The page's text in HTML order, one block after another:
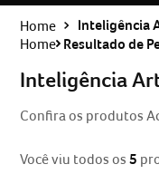
Inteligência
Home Resultado de
Inteligência
Confira os produtos
Você viu todos os 5